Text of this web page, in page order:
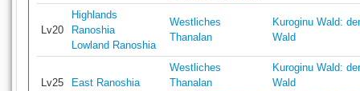
Lv20
Highlands
Ranoshia
Lowland Ranoshia
Westliches
Thanalan
Kuroginu Wald:
Wald
Lv25 East Ranoshia
Westliches
Thanalan
Kuroginu Wald:
Wald